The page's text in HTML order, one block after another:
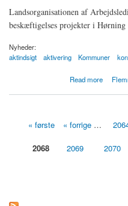
Landsorganisationen af
beskæftigelses projekter i Hørning
Nyheder:
aktindsigt
aktivering Kommuner
Read more
about Hørning: Det kniber med
« første « forrige …
2068 2069 2070